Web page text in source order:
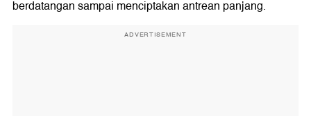
berdatangan sampai menciptakan antrean panjang.
ADVERTISEMENT